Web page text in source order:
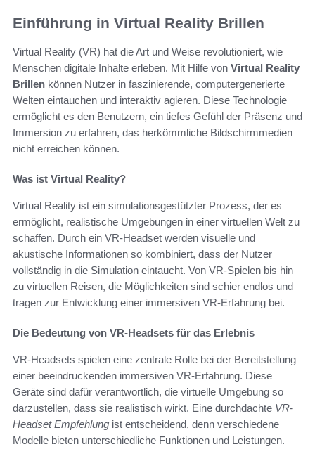
Einführung in Virtual Reality Brillen
Virtual Reality (VR) hat die Art und Weise revolutioniert, wie
Menschen digitale Inhalte erleben. Mit Hilfe von Virtual Reality
Brillen können Nutzer in faszinierende, computergenerierte
Welten eintauchen und interaktiv agieren. Diese Technologie
ermöglicht es den Benutzern, ein tiefes Gefühl der Präsenz und
Immersion zu erfahren, das herkömmliche Bildschirmmedien
nicht erreichen können.
Was ist Virtual Reality?
Virtual Reality ist ein simulationsgestützter Prozess, der es
ermöglicht, realistische Umgebungen in einer virtuellen Welt zu
schaffen. Durch ein VR-Headset werden visuelle und
akustische Informationen so kombiniert, dass der Nutzer
vollständig in die Simulation eintaucht. Von VR-Spielen bis hin
zu virtuellen Reisen, die Möglichkeiten sind schier endlos und
tragen zur Entwicklung einer immersiven VR-Erfahrung bei.
Die Bedeutung von VR-Headsets für das Erlebnis
VR-Headsets spielen eine zentrale Rolle bei der Bereitstellung
einer beeindruckenden immersiven VR-Erfahrung. Diese
Geräte sind dafür verantwortlich, die virtuelle Umgebung so
darzustellen, dass sie realistisch wirkt. Eine durchdachte VR-
Headset Empfehlung ist entscheidend, denn verschiedene
Modelle bieten unterschiedliche Funktionen und Leistungen.